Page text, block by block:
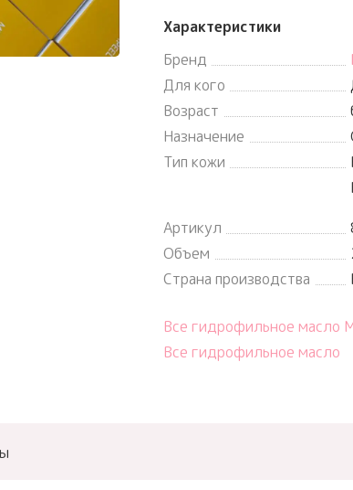
Характеристики
Бренд
Для кого
Возраст
Назначение
Тип кожи
Артикул
Объем
Страна производства
Все гидрофильное масло
Все гидрофильное масло